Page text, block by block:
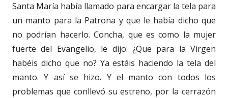
Santa María había llamado para encargar la tela para
un manto para la Patrona y que le había dicho que
no podrían hacerlo. Concha, que es como la mujer
fuerte del Evangelio, le dijo: ¿Que para la Virgen
habéis dicho que no? Ya estáis haciendo la tela del
manto. Y así se hizo. Y el manto con todos los
problemas que conllevó su estreno, por la cerrazón